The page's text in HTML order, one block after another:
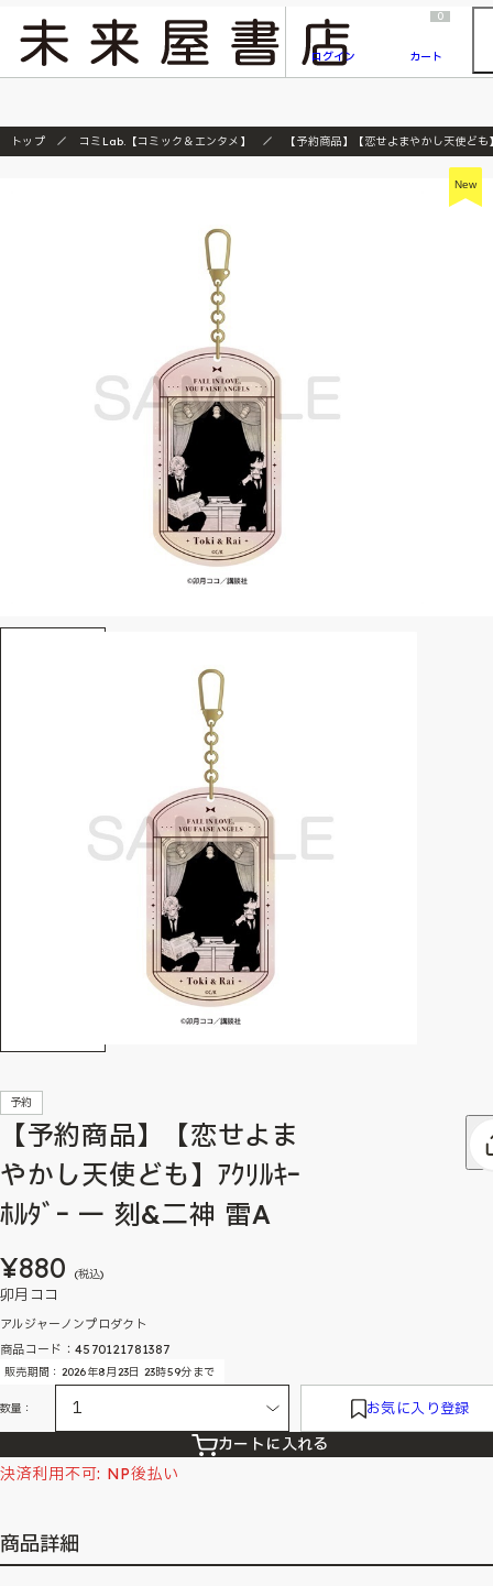
『ONE PIECE magazine 021 ONE PIECEカード付き同梱版』発売延期のご案内
ログイン
0
カート
トップ コミLab.【コミック＆エンタメ】 【予約商品】【恋せよまやかし天使ど
New
予約
【予約商品】【恋せよま
やかし天使ども】ｱｸﾘﾙｷｰ
ﾎﾙﾀﾞｰ 一 刻&二神 雷A
¥880 (税込)
卯月ココ
アルジャーノンプロダクト
商品コード：4570121781387
販売期間：2026年8月23日 23時59分まで
数量： お気に入り登録
カートに入れる
決済利用不可: NP後払い
商品詳細